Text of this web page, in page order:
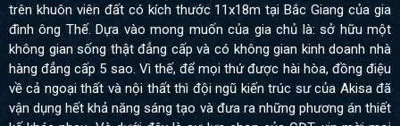
trên khuôn viên đất có kích thước 11x18m tại Bắc Giang của gia
đình ông Thế. Dựa vào mong muốn của gia chủ là: sở hữu một
không gian sống thật đẳng cấp và có không gian kinh doanh nhà
hàng đẳng cấp 5 sao. Vì thế, để mọi thứ được hài hòa, đồng điệu
về cả ngoại thất và nội thất thì đội ngũ kiến trúc sư của Akisa đã
vận dụng hết khả năng sáng tạo và đưa ra những phương án thiết